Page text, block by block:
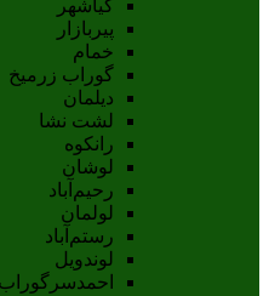
کیاشهر
پیربازار
خمام
گوراب زرمیخ
دیلمان
لشت نشا
رانکوه
لوشان
رحیم‌آباد
لولمان
رستم‌آباد
لوندویل
احمدسرگوراب